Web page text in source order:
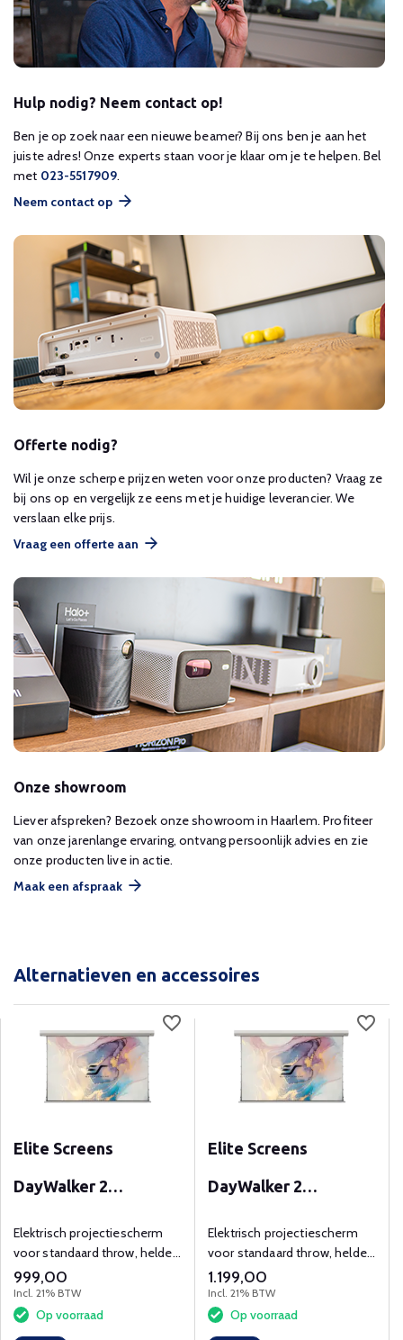
Hulp nodig? Neem contact op!
Ben je op zoek naar een nieuwe beamer? Bij ons ben je aan het
juiste adres! Onze experts staan voor je klaar om je te helpen. Bel
met 023-5517909.
Neem contact op
Offerte nodig?
Wil je onze scherpe prijzen weten voor onze producten? Vraag ze
bij ons op en vergelijk ze eens met je huidige leverancier. We
verslaan elke prijs.
Vraag een offerte aan
Onze showroom
Liever afspreken? Bezoek onze showroom in Haarlem. Profiteer
van onze jarenlange ervaring, ontvang persoonlijk advies en zie
onze producten live in actie.
Maak een afspraak
Alternatieven en accessoires
Elite Screens
DayWalker 2
CineGrey 4D 92 inch
Elektrisch projectiescherm
voor standaard throw, helder
beeld in lichte kamers.
999,00
Incl. 21% BTW
Op voorraad
Elite Screens
DayWalker 2
CineGrey 4D 100 inch
Elektrisch projectiescherm
voor standaard throw, helder
beeld in lichte kamers.
1.199,00
Incl. 21% BTW
Op voorraad